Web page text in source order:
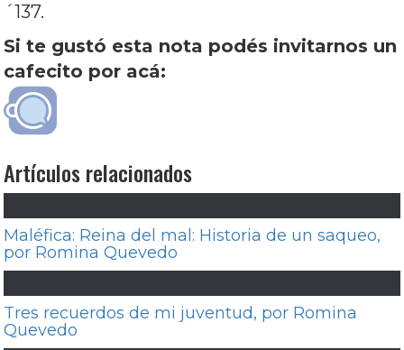
´137.
Si te gustó esta nota podés invitarnos un
cafecito por acá:
Artículos relacionados
Maléfica: Reina del mal: Historia de un saqueo,
por Romina Quevedo
Tres recuerdos de mi juventud, por Romina
Quevedo